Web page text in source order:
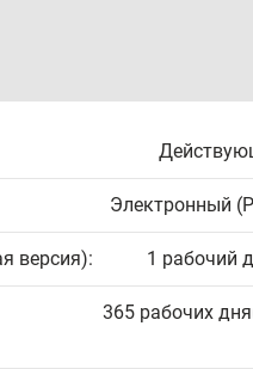
Электронный
версия): 1 рабочий
365 рабочих